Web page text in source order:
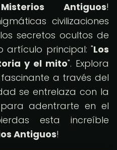
Misterios Antiguos!
civilizaciones
secretos ocultos de
artículo principal: "Los
y el mito". Explora
a través del
se entrelaza con la
para adentrarte en el
esta increíble
Antiguos!